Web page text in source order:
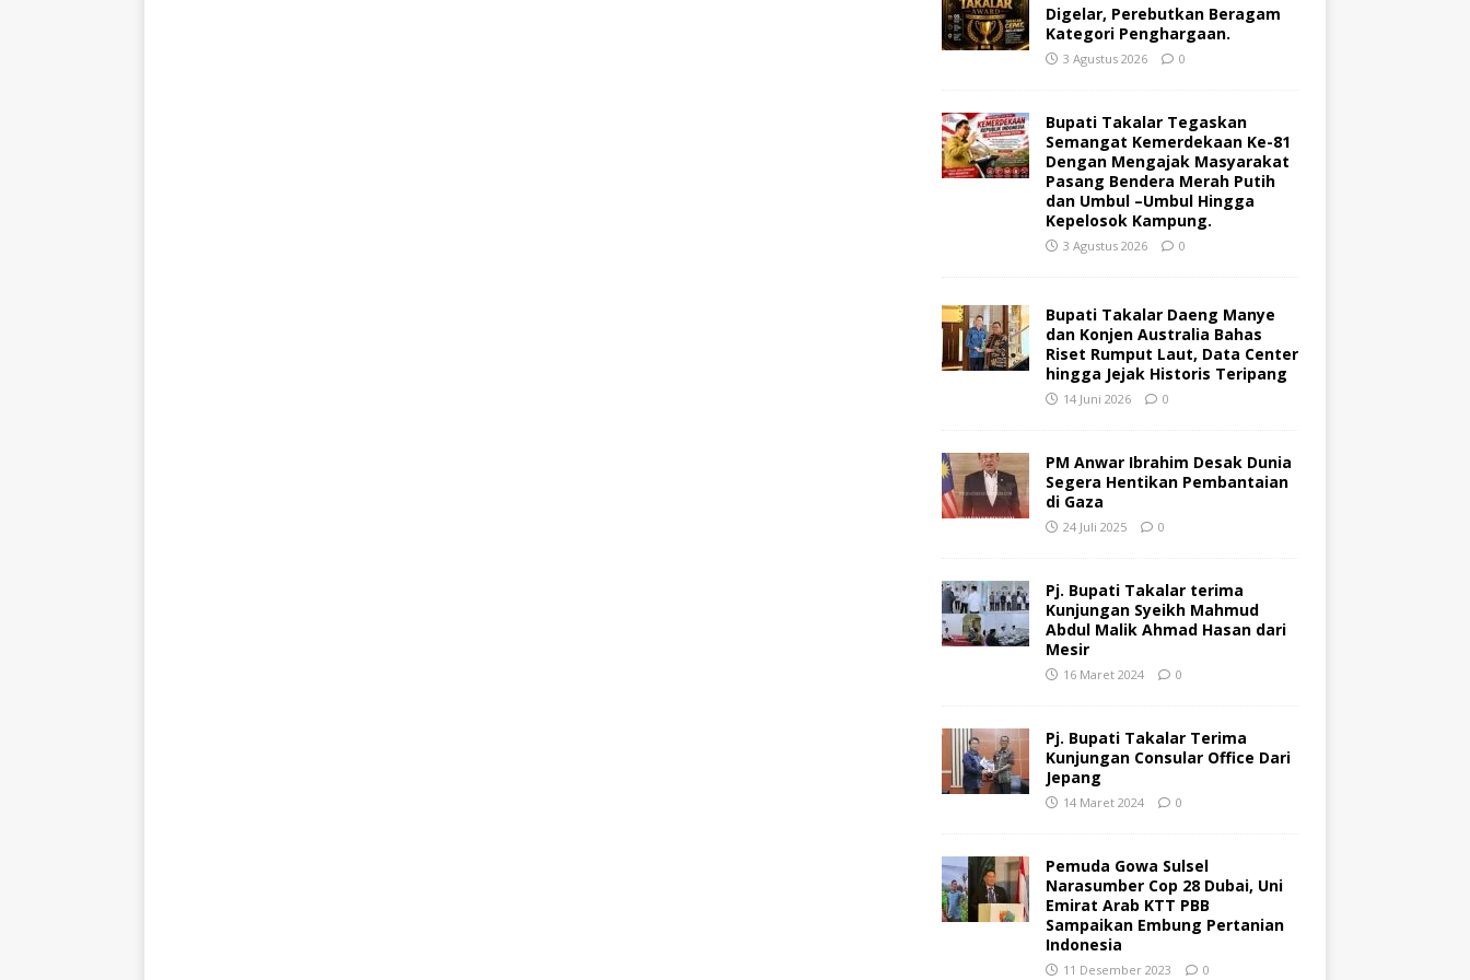
Digelar, Perebutkan Beragam
Kategori Penghargaan.
3 Agustus 2026 0
Bupati Takalar Tegaskan
Semangat Kemerdekaan Ke-81
Dengan Mengajak Masyarakat
Pasang Bendera Merah Putih
dan Umbul –Umbul Hingga
Kepelosok Kampung.
3 Agustus 2026 0
Bupati Takalar Daeng Manye
dan Konjen Australia Bahas
Riset Rumput Laut, Data Center
hingga Jejak Historis Teripang
14 Juni 2026 0
PM Anwar Ibrahim Desak Dunia
Segera Hentikan Pembantaian
di Gaza
24 Juli 2025 0
Pj. Bupati Takalar terima
Kunjungan Syeikh Mahmud
Abdul Malik Ahmad Hasan dari
Mesir
16 Maret 2024 0
Pj. Bupati Takalar Terima
Kunjungan Consular Office Dari
Jepang
14 Maret 2024 0
Pemuda Gowa Sulsel
Narasumber Cop 28 Dubai, Uni
Emirat Arab KTT PBB
Sampaikan Embung Pertanian
Indonesia
11 Desember 2023 0